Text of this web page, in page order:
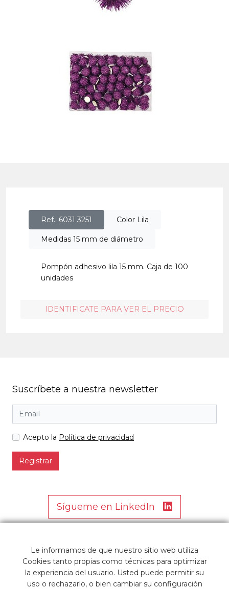
Ref.: 6031 3251 Color Lila
Medidas 15 mm de diámetro
Pompón adhesivo lila 15 mm. Caja de 100
unidades
IDENTIFICATE PARA VER EL PRECIO
Suscríbete a nuestra newsletter
Acepto la Política de privacidad
Registrar
Sígueme en LinkedIn
Le informamos de que nuestro sitio web utiliza
Cookies tanto propias como técnicas para optimizar
la experiencia del usuario. Usted puede permitir su
uso o rechazarlo, o bien cambiar su configuración